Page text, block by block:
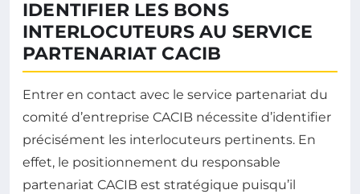
IDENTIFIER LES BONS
INTERLOCUTEURS AU SERVICE
PARTENARIAT CACIB
Entrer en contact avec le service partenariat du
comité d’entreprise CACIB nécessite d’identifier
précisément les interlocuteurs pertinents. En
effet, le positionnement du responsable
partenariat CACIB est stratégique puisqu’il